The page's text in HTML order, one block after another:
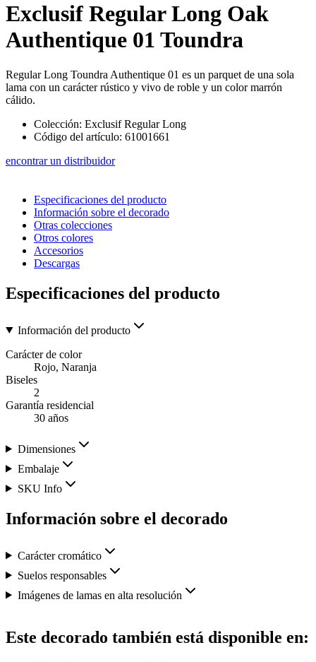
Exclusif Regular Long Oak
Authentique 01 Toundra
Regular Long Toundra Authentique 01 es un parquet de una sola
lama con un carácter rústico y vivo de roble y un color marrón
cálido.
Colección: Exclusif Regular Long
Código del artículo: 61001661
encontrar un distribuidor
Especificaciones del producto
Información sobre el decorado
Otras colecciones
Otros colores
Accesorios
Descargas
Especificaciones del producto
Información del producto
Carácter de color
Rojo, Naranja
Biseles
2
Garantía residencial
30 años
Dimensiones
Embalaje
SKU Info
Información sobre el decorado
Carácter cromático
Suelos responsables
Imágenes de lamas en alta resolución
Este decorado también está disponible en: